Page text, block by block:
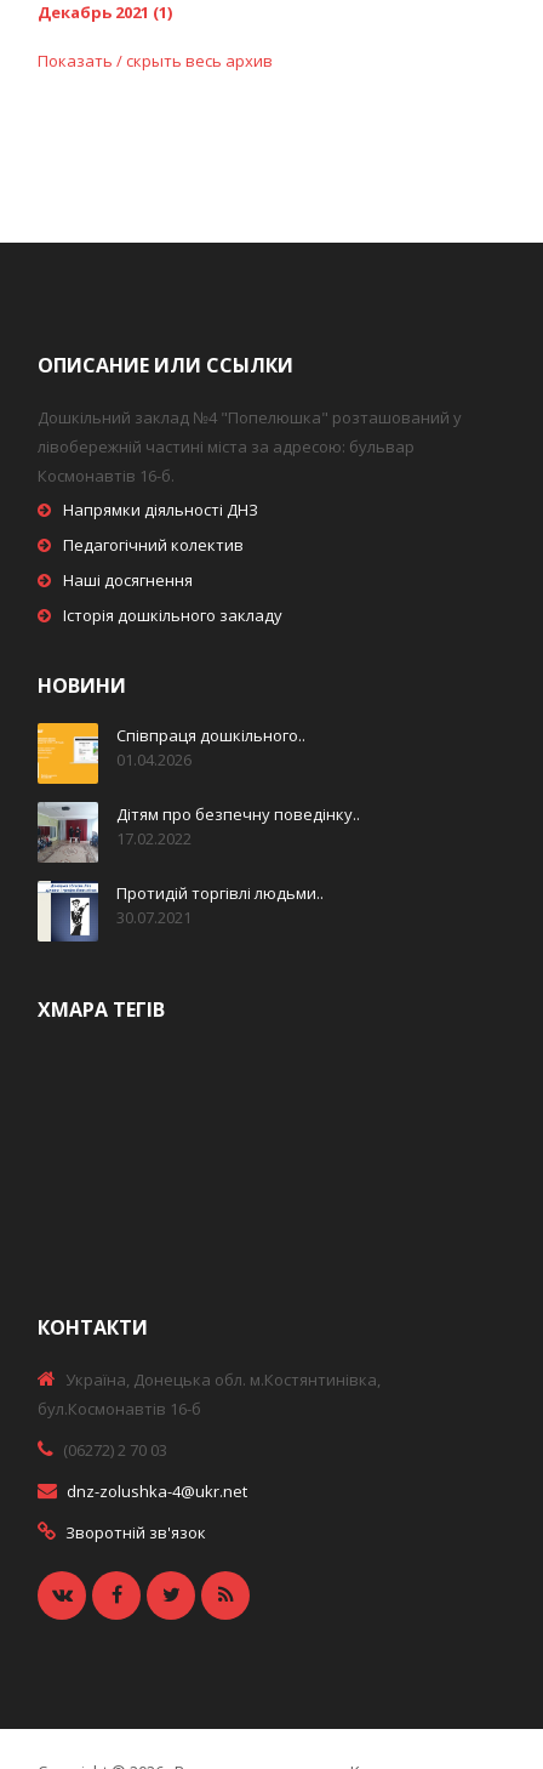
Декабрь 2021 (1)
Показать / скрыть весь архив
ОПИСАНИЕ ИЛИ ССЫЛКИ
Дошкільний заклад №4 "Попелюшка" розташований у
лівобережній частині міста за адресою: бульвар
Космонавтів 16-б.
Напрямки діяльності ДНЗ
Педагогічний колектив
Наші досягнення
Історія дошкільного закладу
НОВИНИ
Співпраця дошкільного..
01.04.2026
Дітям про безпечну поведінку..
17.02.2022
Протидій торгівлі людьми..
30.07.2021
ХМАРА ТЕГІВ
КОНТАКТИ
Україна, Донецька обл. м.Костянтинівка,
бул.Космонавтів 16-б
(06272) 2 70 03
dnz-zolushka-4@ukr.net
Зворотній зв'язок